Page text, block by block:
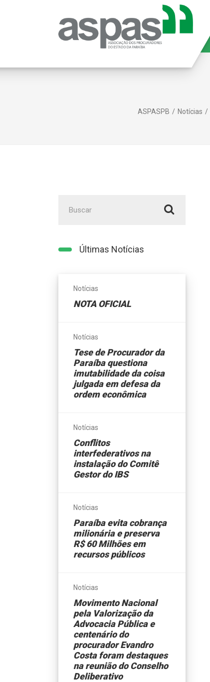
ASPASPB Notícias
por:
Últimas Notícias
Notícias
NOTA OFICIAL
Notícias
Tese de Procurador da
Paraíba questiona
imutabilidade da coisa
julgada em defesa da
ordem econômica
Notícias
Conflitos
interfederativos na
instalação do Comitê
Gestor do IBS
Notícias
Paraíba evita cobrança
milionária e preserva
R$ 60 Milhões em
recursos públicos
Notícias
Movimento Nacional
pela Valorização da
Advocacia Pública e
centenário do
procurador Evandro
Costa foram destaques
na reunião do Conselho
Deliberativo